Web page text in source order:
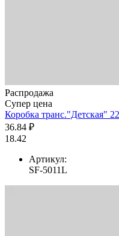
Распродажа
Супер цена
Коробка транс."Детская"
36.84 ₽
18.42
Артикул:
SF-5011L